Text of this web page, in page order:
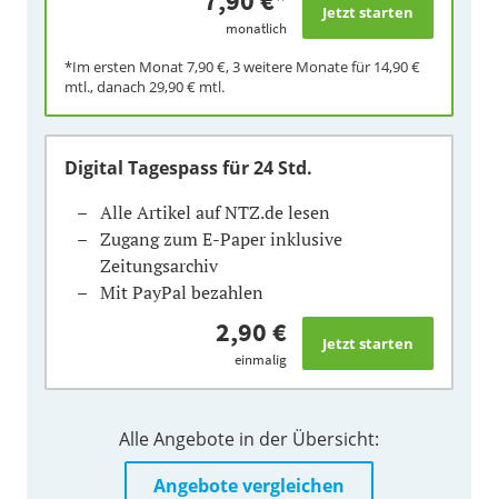
monatlich
*Im ersten Monat7,90 €, 3 weitere Monate für 14,90 €
mtl., danach 29,90 € mtl.
Digital Tagespassfür 24 Std.
Alle Artikel auf NTZ.de lesen
Zugang zum E-Paper inklusive
Zeitungsarchiv
Mit PayPal bezahlen
2,90 €
einmalig
Alle Angebote in der Übersicht:
Angebote vergleichen